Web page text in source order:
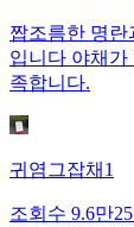
짭조름한 명란
입니다 야채
족합니다.
귀염그잡채1
조회수 9.6만